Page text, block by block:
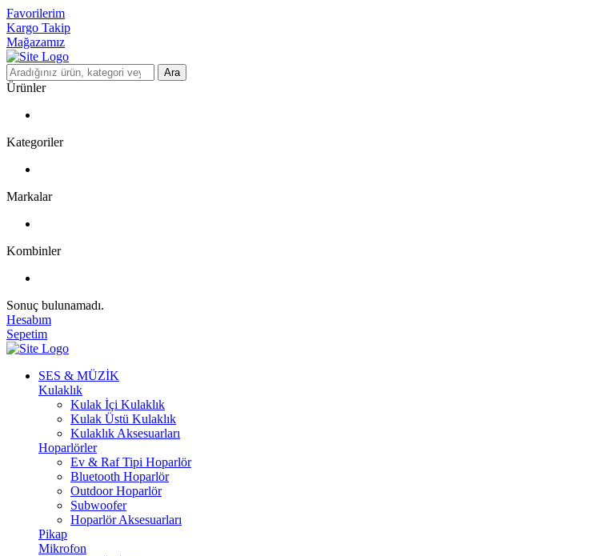
Favorilerim
Kargo Takip
Mağazamız
Ara
Ürünler
Kategoriler
Markalar
Kombinler
Sonuç bulunamadı.
Hesabım
Sepetim
SES & MÜZİK
Kulaklık
Kulak İçi Kulaklık
Kulak Üstü Kulaklık
Kulaklık Aksesuarları
Hoparlörler
Ev & Raf Tipi Hoparlör
Bluetooth Hoparlör
Outdoor Hoparlör
Subwoofer
Hoparlör Aksesuarları
Pikap
Mikrofon